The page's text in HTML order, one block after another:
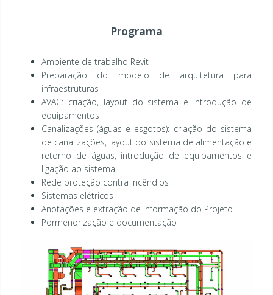
Programa
Ambiente de trabalho Revit
Preparação do modelo de arquitetura para
infraestruturas
AVAC: criação, layout do sistema e introdução de
equipamentos
Canalizações (águas e esgotos): criação do sistema
de canalizações, layout do sistema de alimentação e
retorno de águas, introdução de equipamentos e
ligação ao sistema
Rede proteção contra incêndios
Sistemas elétricos
Anotações e extração de informação do Projeto
Pormenorização e documentação